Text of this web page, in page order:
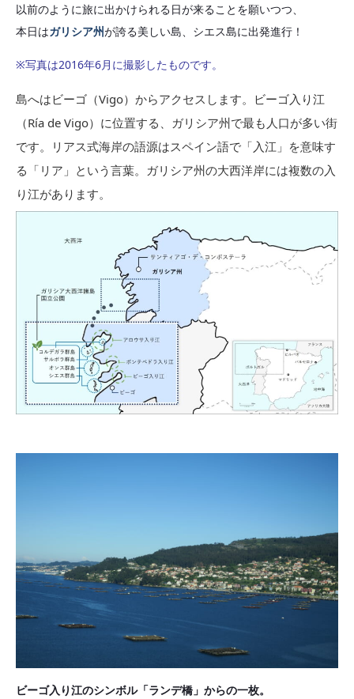
以前のように旅に出かけられる日が来ることを願いつつ、
本日はガリシア州が誇る美しい島、シエス島に出発進行！
※写真は2016年6月に撮影したものです。
島へはビーゴ（Vigo）からアクセスします。ビーゴ入り江
（Ría de Vigo）に位置する、ガリシア州で最も人口が多い街
です。リアス式海岸の語源はスペイン語で「入江」を意味す
る「リア」という言葉。ガリシア州の大西洋岸には複数の入
り江があります。
ビーゴ入り江のシンボル「ランデ橋」からの一枚。